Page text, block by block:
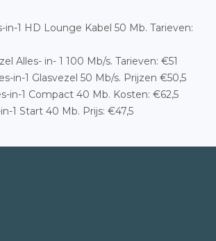
in-1 HD Lounge Kabel 50 Mb. Tarieven:
Alles- in- 1 100 Mb/s. Tarieven: €51
in-1 Glasvezel 50 Mb/s. Prijzen €50,5
in-1 Compact 40 Mb. Kosten: €62,5
1 Start 40 Mb. Prijs: €47,5